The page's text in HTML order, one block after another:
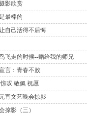
影欣赏
最棒的
自己活得不后悔
飞走的时候--赠给我的师兄
言：青春不败
叹 敬佩 祝愿
宵文艺晚会掠影
掠影（三）